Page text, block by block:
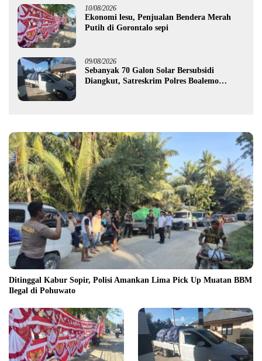
10/08/2026
Ekonomi lesu, Penjualan Bendera Merah
Putih di Gorontalo sepi
09/08/2026
Sebanyak 70 Galon Solar Bersubsidi
Diangkut, Satreskrim Polres Boalemo
Ditinggal Kabur Sopir, Polisi Amankan Lima Pick Up Muatan BBM
Ilegal di Pohuwato